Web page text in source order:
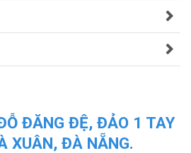
ĐĂNG ĐỆ, ĐẢO 1 TAY
XUÂN, ĐÀ NẴNG.